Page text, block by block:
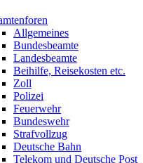
Allgemeines
Bundesbeamte
Landesbeamte
Beihilfe, Reisekosten etc.
Zoll
Polizei
Feuerwehr
Bundeswehr
Strafvollzug
Deutsche Bahn
Telekom und Deutsche Post